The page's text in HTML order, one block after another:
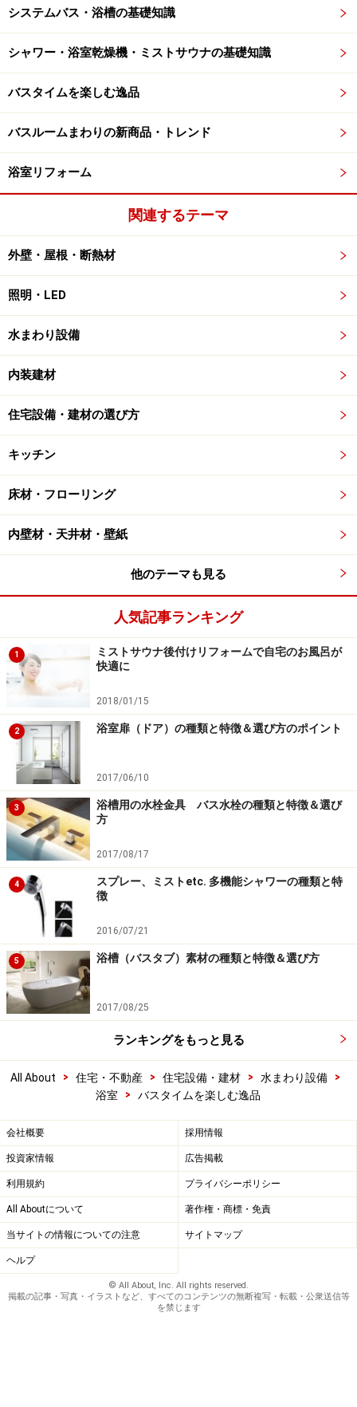
システムバス・浴槽の基礎知識
シャワー・浴室乾燥機・ミストサウナの基礎知識
バスタイムを楽しむ逸品
バスルームまわりの新商品・トレンド
浴室リフォーム
関連するテーマ
外壁・屋根・断熱材
照明・LED
水まわり設備
内装建材
住宅設備・建材の選び方
キッチン
床材・フローリング
内壁材・天井材・壁紙
他のテーマも見る
人気記事ランキング
1
ミストサウナ後付けリフォームで自宅のお風呂が
快適に
2018/01/15
2 浴室扉（ドア）の種類と特徴＆選び方のポイント
2017/06/10
3
浴槽用の水栓金具 バス水栓の種類と特徴＆選び
方
2017/08/17
4
スプレー、ミストetc. 多機能シャワーの種類と特
徴
2016/07/21
5 浴槽（バスタブ）素材の種類と特徴＆選び方
2017/08/25
ランキングをもっと見る
All About > 住宅・不動産 > 住宅設備・建材 > 水まわり設備
>
浴室
> バスタイムを楽しむ逸品
会社概要 採用情報
投資家情報 広告掲載
利用規約 プライバシーポリシー
All Aboutについて 著作権・商標・免責
当サイトの情報についての注意 サイトマップ
ヘルプ
© All About, Inc. All rights reserved.
掲載の記事・写真・イラストなど、すべてのコンテンツの無断複写・転載・公衆送信等
を禁じます